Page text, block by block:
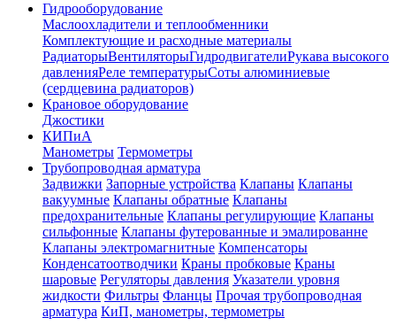
Гидрооборудование
Маслоохладители и теплообменники
Комплектующие и расходные материалы
РадиаторыВентиляторыГидродвигателиРукава высокого
давленияРеле температурыСоты алюминиевые
(сердцевина радиаторов)
Крановое оборудование
Джостики
КИПиА
Манометры Термометры
Трубопроводная арматура
Задвижки Запорные устройства Клапаны Клапаны
вакуумные Клапаны обратные Клапаны
предохранительные Клапаны регулирующие Клапаны
сильфонные Клапаны футерованные и эмалированне
Клапаны электромагнитные Компенсаторы
Конденсатоотводчики Краны пробковые Краны
шаровые Регуляторы давления Указатели уровня
жидкости Фильтры Фланцы Прочая трубопроводная
арматура КиП, манометры, термометры